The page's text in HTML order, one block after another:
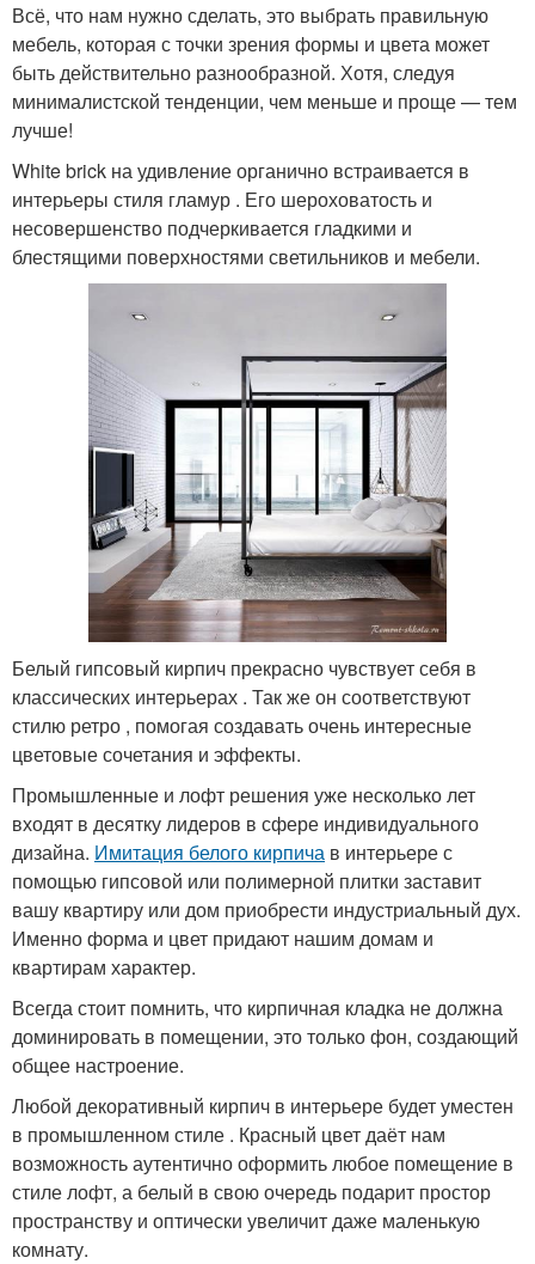
Всё, что нам нужно сделать, это выбрать правильную
мебель, которая с точки зрения формы и цвета может
быть действительно разнообразной. Хотя, следуя
минималистской тенденции, чем меньше и проще — тем
лучше!
White brick на удивление органично встраивается в
интерьеры стиля гламур . Его шероховатость и
несовершенство подчеркивается гладкими и
блестящими поверхностями светильников и мебели.
Белый гипсовый кирпич прекрасно чувствует себя в
классических интерьерах . Так же он соответствуют
стилю ретро , помогая создавать очень интересные
цветовые сочетания и эффекты.
Промышленные и лофт решения уже несколько лет
входят в десятку лидеров в сфере индивидуального
дизайна. Имитация белого кирпича в интерьере с
помощью гипсовой или полимерной плитки заставит
вашу квартиру или дом приобрести индустриальный дух.
Именно форма и цвет придают нашим домам и
квартирам характер.
Всегда стоит помнить, что кирпичная кладка не должна
доминировать в помещении, это только фон, создающий
общее настроение.
Любой декоративный кирпич в интерьере будет уместен
в промышленном стиле . Красный цвет даёт нам
возможность аутентично оформить любое помещение в
стиле лофт, а белый в свою очередь подарит простор
пространству и оптически увеличит даже маленькую
комнату.